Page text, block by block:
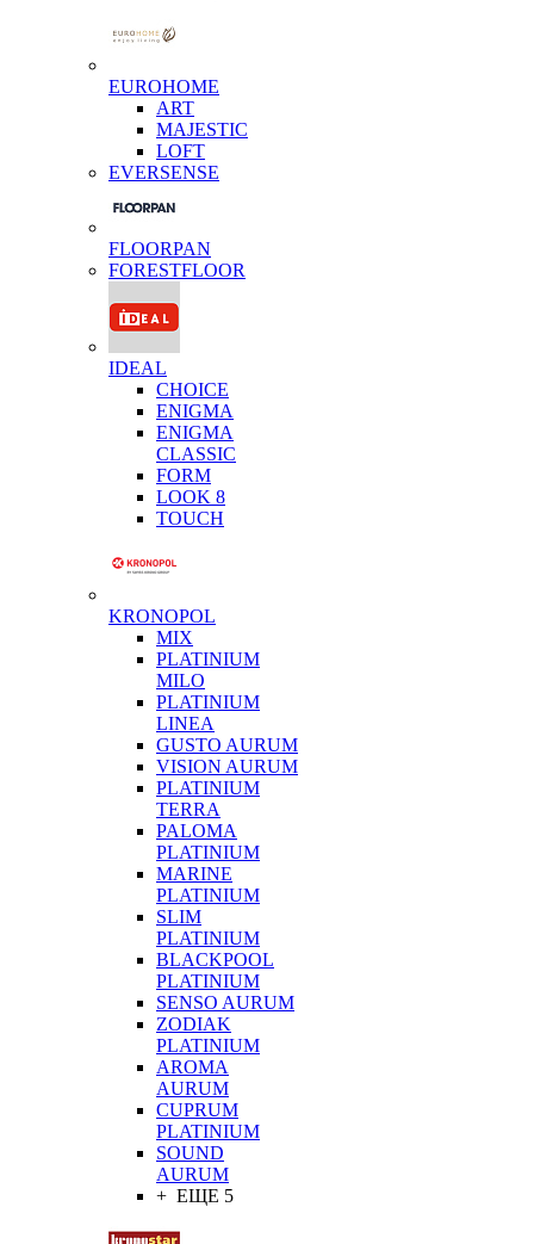
EUROHOME
ART
MAJESTIC
LOFT
EVERSENSE
FLOORPAN
FORESTFLOOR
IDEAL
CHOICE
ENIGMA
ENIGMA
CLASSIC
FORM
LOOK 8
TOUCH
KRONOPOL
MIX
PLATINIUM
MILO
PLATINIUM
LINEA
GUSTO AURUM
VISION AURUM
PLATINIUM
TERRA
PALOMA
PLATINIUM
MARINE
PLATINIUM
SLIM
PLATINIUM
BLACKPOOL
PLATINIUM
SENSO AURUM
ZODIAK
PLATINIUM
AROMA
AURUM
CUPRUM
PLATINIUM
SOUND
AURUM
+ ЕЩЕ 5